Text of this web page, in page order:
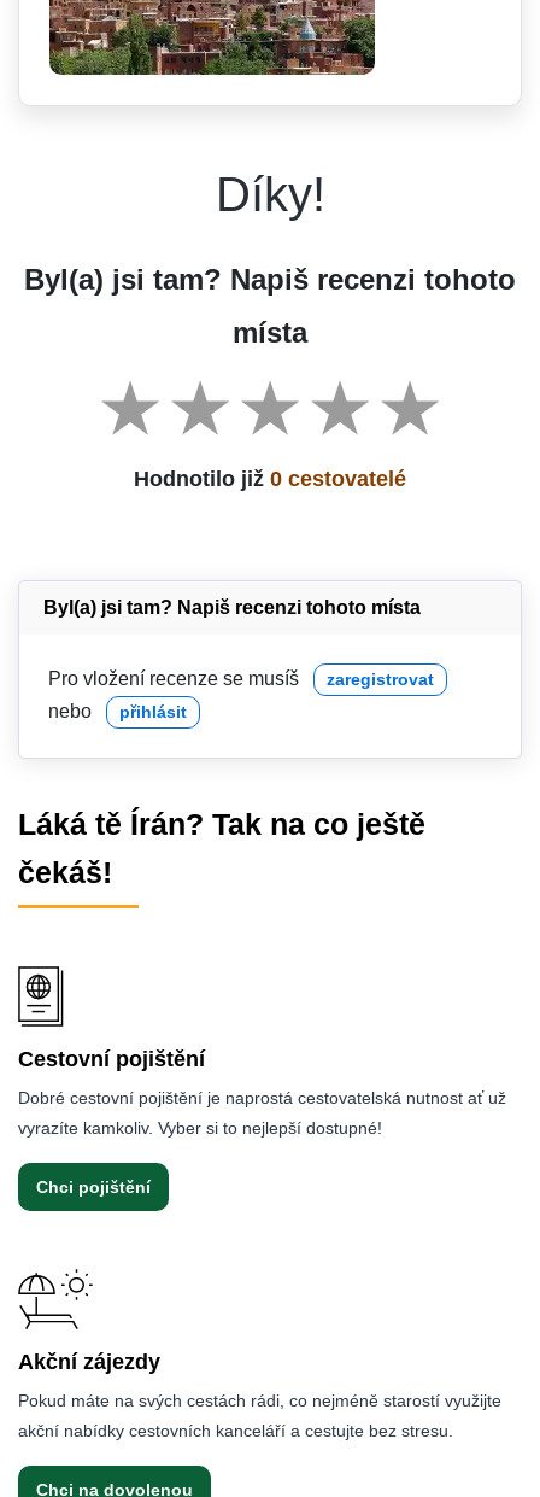
Díky!
Byl(a) jsi tam? Napiš recenzi tohoto
místa
Hodnotilo již 0 cestovatelé
Byl(a) jsi tam? Napiš recenzi tohoto místa
Pro vložení recenze se musíš zaregistrovat
nebo přihlásit
Láká tě Írán? Tak na co ještě
čekáš!
Cestovní pojištění
Dobré cestovní pojištění je naprostá cestovatelská nutnost ať už
vyrazíte kamkoliv. Vyber si to nejlepší dostupné!
Chci pojištění
Akční zájezdy
Pokud máte na svých cestách rádi, co nejméně starostí využijte
akční nabídky cestovních kanceláří a cestujte bez stresu.
Chci na dovolenou